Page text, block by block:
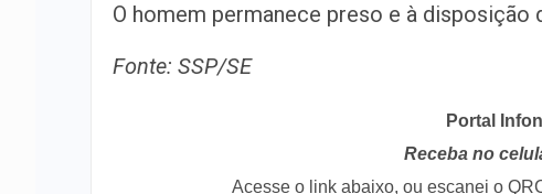
O homem permanece preso e à disposição
Fonte: SSP/SE
Portal
Receba no
Acesse o link abaixo, ou escanei o